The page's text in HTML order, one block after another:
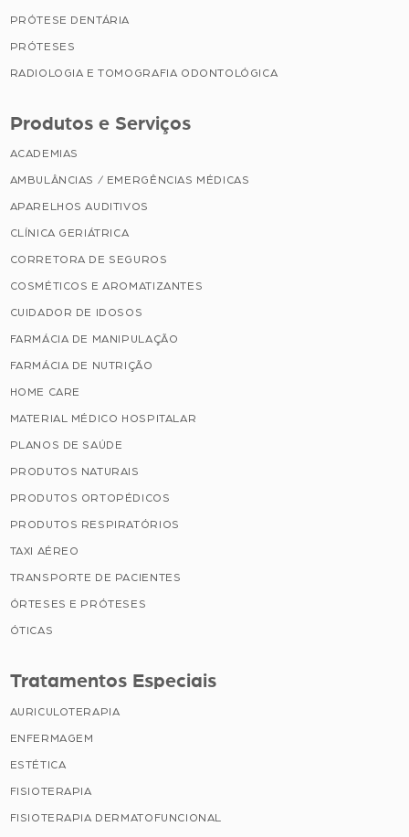
PRÓTESE DENTÁRIA
PRÓTESES
RADIOLOGIA E TOMOGRAFIA ODONTOLÓGICA
Produtos e Serviços
ACADEMIAS
AMBULÂNCIAS / EMERGÊNCIAS MÉDICAS
APARELHOS AUDITIVOS
CLÍNICA GERIÁTRICA
CORRETORA DE SEGUROS
COSMÉTICOS E AROMATIZANTES
CUIDADOR DE IDOSOS
FARMÁCIA DE MANIPULAÇÃO
FARMÁCIA DE NUTRIÇÃO
HOME CARE
MATERIAL MÉDICO HOSPITALAR
PLANOS DE SAÚDE
PRODUTOS NATURAIS
PRODUTOS ORTOPÉDICOS
PRODUTOS RESPIRATÓRIOS
TAXI AÉREO
TRANSPORTE DE PACIENTES
ÓRTESES E PRÓTESES
ÓTICAS
Tratamentos Especiais
AURICULOTERAPIA
ENFERMAGEM
ESTÉTICA
FISIOTERAPIA
FISIOTERAPIA DERMATOFUNCIONAL